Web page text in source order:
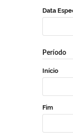
Data
Período
Início
Fim